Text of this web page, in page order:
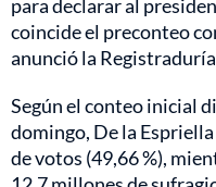
para declarar al
coincide el preconteo
anunció la
Según el conteo inicial
domingo, De la
de votos (49,66 %),